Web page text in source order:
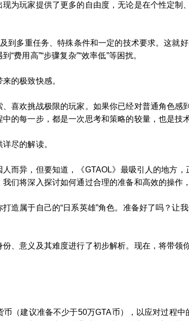
为玩家提供了更多的自由度，无论是在个性定制
到多重任务、特殊条件和一定的技术要求。这就
费用高”“步骤复杂”“效率低”等困扰。
的极致快感。
喜欢挑战极限的玩家。如果你已经对普通角色感
的每一步，都是一次思考和策略的较量，也是技
尽的解读。
而异，但要知道，《GTAOL》最吸引人的地方
们将深入探讨如何通过合理的准备和高效的操作
造属于自己的“日系英雄”角色。准备好了吗？让
、意义及其难度进行了初步解析。现在，将带领
（建议准备不少于50万GTA币），以应对过程中